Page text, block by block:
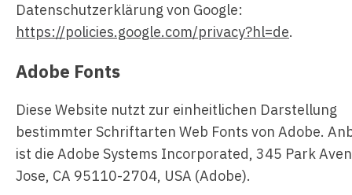
Datenschutzerklärung von Google:
https://policies.google.com/privacy?hl=de.
Adobe Fonts
Diese Website nutzt zur einheitlichen Darstellung
bestimmter Schriftarten Web Fonts von Adobe.
ist die Adobe Systems Incorporated, 345 Park
Jose, CA 95110-2704, USA (Adobe).